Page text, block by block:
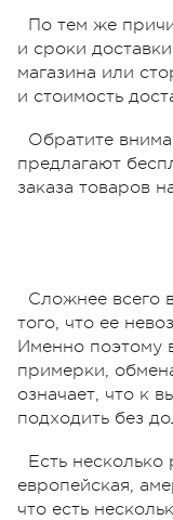
По тем же
и сроки
магазина или
и стоимость
Обратите
предлагают
заказа товаров
Сложнее всего
того, что ее
Именно поэтому
примерки,
означает, что к
подходить без
Есть
европейская,
что есть